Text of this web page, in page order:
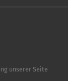
unserer Seite